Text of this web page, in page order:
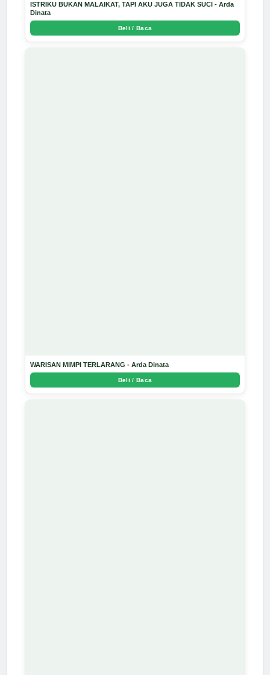
ISTRIKU BUKAN MALAIKAT, TAPI AKU JUGA TIDAK SUCI - Arda
Dinata
Beli / Baca
WARISAN MIMPI TERLARANG - Arda Dinata
Beli / Baca